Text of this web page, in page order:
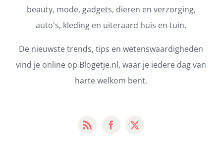
beauty, mode, gadgets, dieren en verzorging,
auto's, kleding en uiteraard huis en tuin.
De nieuwste trends, tips en wetenswaardigheden
vind je online op Blogetje.nl, waar je iedere dag van
harte welkom bent.